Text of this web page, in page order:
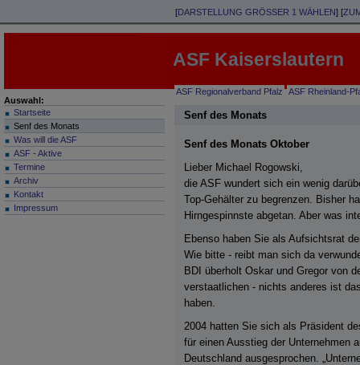
[DARSTELLUNG GRÖSSER 1 WÄHLEN] [
ASF Kaiserslautern
Auswahl:
Startseite
Senf des Monats
Was will die ASF
ASF - Aktive
Termine
Archiv
Kontakt
Impressum
Senf des Monats
Senf des Monats Oktober
Lieber Michael Rogowski,
die ASF wundert sich ein wenig
Top-Gehälter zu begrenzen. Bisher
Hirngespinnste abgetan. Aber was
Ebenso haben Sie als Aufsichtsrat
Wie bitte - reibt man sich da
BDI überholt Oskar und Gregor von
verstaatlichen - nichts anderes ist
haben.
2004 hatten Sie sich als Präsident
für einen Ausstieg der Unternehmen
Deutschland ausgesprochen.
ASF Regionalverband Pfalz ASF Rheinland-